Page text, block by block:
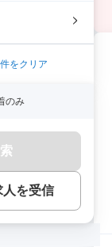
をクリア
のみ
人を受信